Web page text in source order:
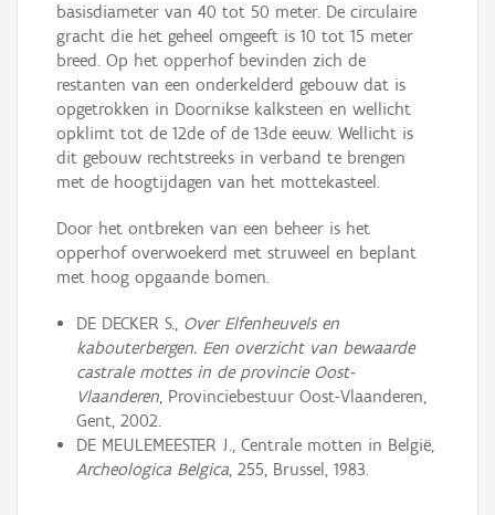
basisdiameter van 40 tot 50 meter. De circulaire
gracht die het geheel omgeeft is 10 tot 15 meter
breed. Op het opperhof bevinden zich de
restanten van een onderkelderd gebouw dat is
opgetrokken in Doornikse kalksteen en wellicht
opklimt tot de 12de of de 13de eeuw. Wellicht is
dit gebouw rechtstreeks in verband te brengen
met de hoogtijdagen van het mottekasteel.
Door het ontbreken van een beheer is het
opperhof overwoekerd met struweel en beplant
met hoog opgaande bomen.
DE DECKER S., Over Elfenheuvels en
kabouterbergen. Een overzicht van bewaarde
castrale mottes in de provincie Oost-
Vlaanderen, Provinciebestuur Oost-Vlaanderen,
Gent, 2002.
DE MEULEMEESTER J., Centrale motten in België,
Archeologica Belgica, 255, Brussel, 1983.